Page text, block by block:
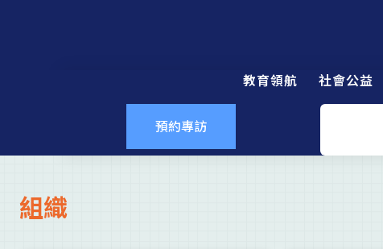
教育領航 社會公益
預約專訪
組織